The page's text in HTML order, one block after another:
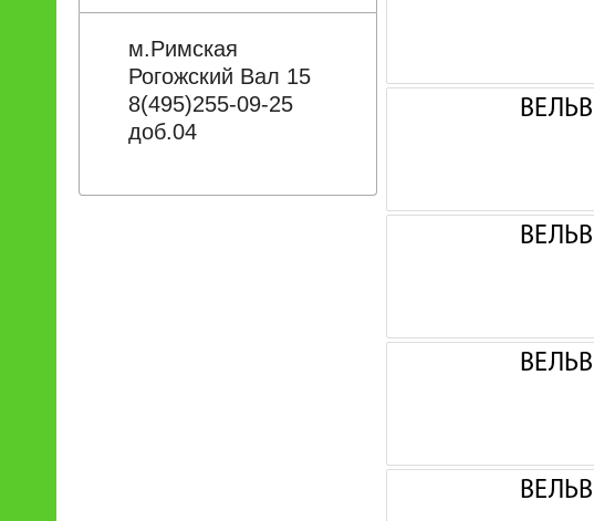
м.Римская
Рогожский Вал 15
8(495)255-09-25
доб.04